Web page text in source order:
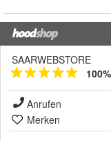
SAARWEBSTORE
Anrufen
Merken